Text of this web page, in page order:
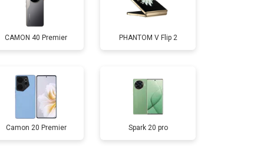
2700 ₽ Заказать
950 ₽ Заказать
1750 ₽ Заказать
3200 ₽ Заказать
CAMON 40 Premier PHANTOM V Flip 2
Camon 20 Premier Spark 20 pro